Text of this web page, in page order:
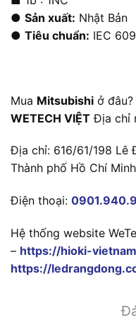
● Sản xuất: Nhật Bản
● Tiêu chuẩn: IEC
Mua Mitsubishi ở đâu?
WETECH VIỆT Địa chỉ
Địa chỉ: 616/61/198 Lê
Thành phố Hồ Chí
Điện thoại:
Hệ thống website
– https://hioki-
https://